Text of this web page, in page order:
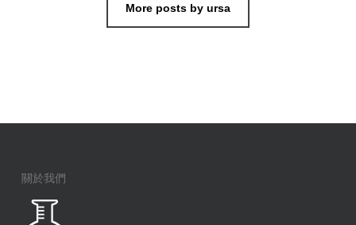
More posts by ursa
關於我們